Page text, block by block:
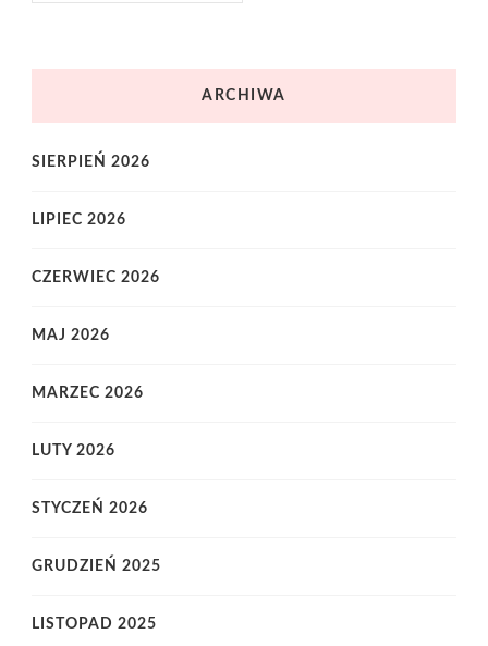
ARCHIWA
SIERPIEŃ 2026
LIPIEC 2026
CZERWIEC 2026
MAJ 2026
MARZEC 2026
LUTY 2026
STYCZEŃ 2026
GRUDZIEŃ 2025
LISTOPAD 2025